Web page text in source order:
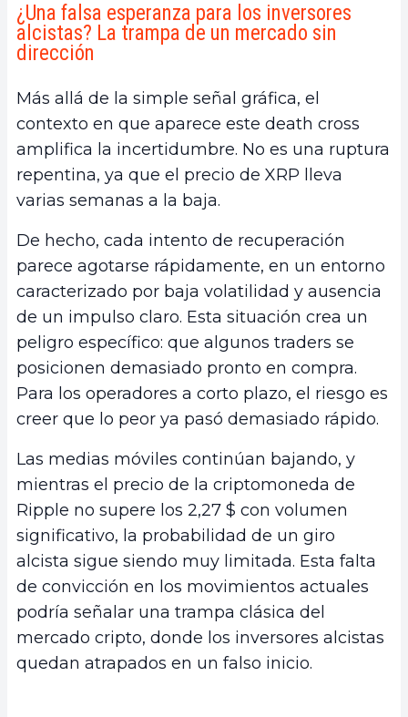
¿Una falsa esperanza para los inversores
alcistas? La trampa de un mercado sin
dirección
Más allá de la simple señal gráfica, el
contexto en que aparece este death cross
amplifica la incertidumbre. No es una ruptura
repentina, ya que el precio de XRP lleva
varias semanas a la baja.
De hecho, cada intento de recuperación
parece agotarse rápidamente, en un entorno
caracterizado por baja volatilidad y ausencia
de un impulso claro. Esta situación crea un
peligro específico: que algunos traders se
posicionen demasiado pronto en compra.
Para los operadores a corto plazo, el riesgo es
creer que lo peor ya pasó demasiado rápido.
Las medias móviles continúan bajando, y
mientras el precio de la criptomoneda de
Ripple no supere los 2,27 $ con volumen
significativo, la probabilidad de un giro
alcista sigue siendo muy limitada. Esta falta
de convicción en los movimientos actuales
podría señalar una trampa clásica del
mercado cripto, donde los inversores alcistas
quedan atrapados en un falso inicio.